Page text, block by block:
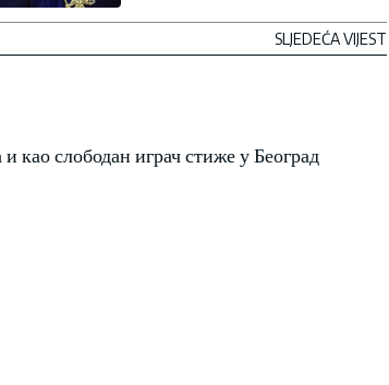
SLJEDEĆA VIJEST
слободан играч стиже у Београд